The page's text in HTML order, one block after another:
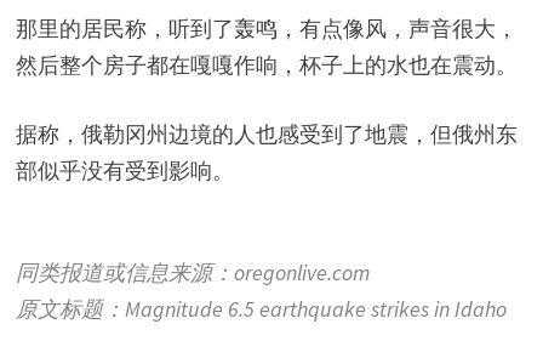
那里的居民称，听到了轰鸣，有点像风，声音很大，
然后整个房子都在嘎嘎作响，杯子上的水也在震动。
据称，俄勒冈州边境的人也感受到了地震，但俄州东
部似乎没有受到影响。
同类报道或信息来源：oregonlive.com
原文标题：Magnitude 6.5 earthquake strikes in Idaho